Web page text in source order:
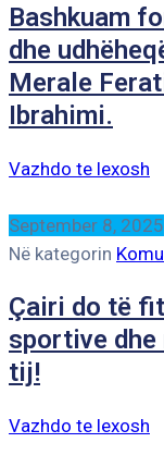
Bashkuam
dhe
Merale
Ibrahimi.
Vazhdo te lexosh
September 8, 2025
Në kategorin
Çairi do të
sportive
tij!
Vazhdo te lexosh